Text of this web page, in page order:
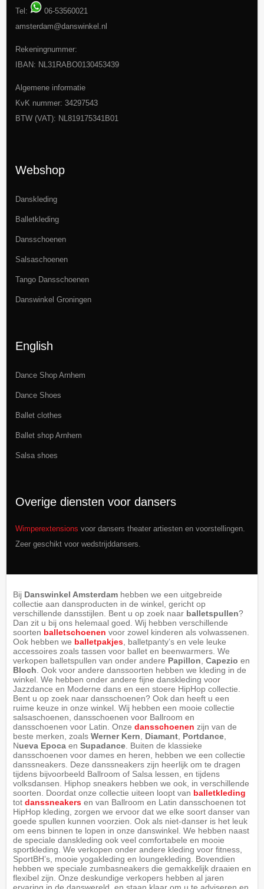
Tel:
06-53560021
amsterdam@danswinkel.nl
Rekeningnummer:
IBAN: NL31RABO0130453439
Algemene informatie
KvK nummer: 34297543
BTW (VAT): NL819175341B01
Webshop
Danskleding
Balletkleding
Dansschoenen
Salsaschoenen
Tango Dansschoenen
Danswinkel Groningen
English
Dance Shop Arnhem
Dance Shoes
Ballet clothes
Ballet shop Arnhem
Salsa shoes
Overige diensten voor dansers
Wimperextensions voor dansers theater artiesten en voorstellingen.
Zeer geschikt voor wedstrijddansers.
Bij Danswinkel Amsterdamhebben we een uitgebreide
collectie aan dansproducten in de winkel, gericht op
verschillende dansstijlen. Bent u op zoek naar balletspullen?
Dan zit u bij ons helemaal goed. Wij hebben verschillende
soorten balletschoenen voor zowel kinderen als volwassenen.
Ook hebben we balletpakjes, balletpanty’s en vele leuke
accessoires zoals tassen voor ballet en beenwarmers. We
verkopen balletspullen van onder andere Papillon Capezio en
Bloch . Ook voor andere danssoorten hebben we kleding in de
winkel. We hebben onder andere fijne danskleding voor
Jazzdance en Moderne dans en een stoere HipHop collectie.
Bent u op zoek naar dansschoenen? Ook dan heeft u een
ruime keuze in onze winkel. Wij hebben een mooie collectie
salsaschoenen, dansschoenen voor Ballroom en
dansschoenen voor Latin. Onze dansschoenen zijn van de
beste merken, zoals Werner Kern Diamant, Portdance,
Nueva Epocaen Supadance. Buiten de klassieke
dansschoenen voor dames en heren, hebben we een collectie
danssneakers. Deze danssneakers zijn heerlijk om te dragen
tijdens bijvoorbeeld Ballroom of Salsa lessen, en tijdens
volksdansen. Hiphop sneakers hebben we ook, in verschillende
soorten. Doordat onze collectie uiteen loopt van balletkleding
tot danssneakersen van Ballroom en Latin dansschoenen tot
HipHop kleding, zorgen we ervoor dat we elke soort danser van
goede spullen kunnen voorzien. Ook als niet-danser is het leuk
om eens binnen te lopen in onze danswinkel. We hebben naast
de speciale danskleding ook veel comfortabele en mooie
sportkleding. We verkopen onder andere kleding voor fitness,
SportBH’s, mooie yogakleding en loungekleding. Bovendien
hebben we speciale zumbasneakers die gemakkelijk draaien en
flexibel zijn. Onze deskundige verkopers hebben al jaren
ervaring in de danswereld, en staan klaar om u te adviseren en